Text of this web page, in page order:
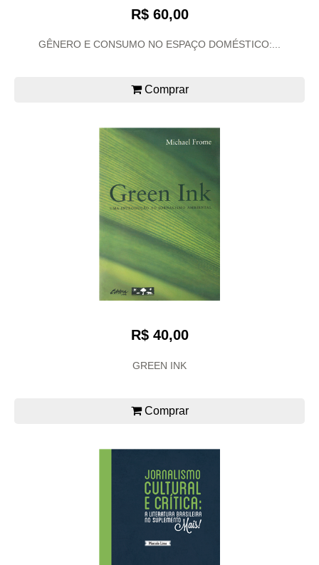
R$ 60,00
GÊNERO E CONSUMO NO ESPAÇO DOMÉSTICO:...
Comprar
R$ 40,00
GREEN INK
Comprar